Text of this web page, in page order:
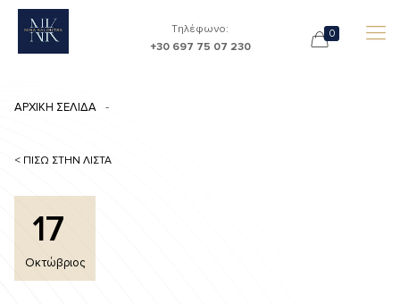
Τηλέφωνο:
+30 697 75 07 230
0
ΑΡΧΙΚΗ ΣΕΛΙΔΑ
< ΠΙΣΩ ΣΤΗΝ ΛΙΣΤΑ
17
Οκτώβριος